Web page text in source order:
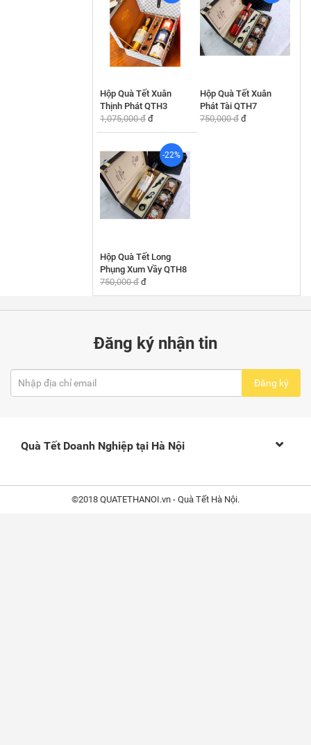
Hộp Quà Tết Xuân
Thịnh Phát QTH3
1,075,000 đ đ
Hộp Quà Tết Xuân
Phát Tài QTH7
750,000 đ đ
-22%
Hộp Quà Tết Long
Phụng Xum Vầy QTH8
750,000 đ đ
Đăng ký nhận tin
Đăng ký
Quà Tết Doanh Nghiệp tại Hà Nội
©2018 QUATETHANOI.vn - Quà Tết Hà Nội.